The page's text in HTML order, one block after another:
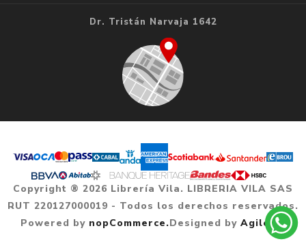
Dr. Tristán Narvaja 1642
Copyright ® 2026 Librería Vila. LIBRERIA VILA SAS
RUT 220127000019 - Todos los derechos reservados.
Powered by nopCommerce.Designed by Agile.uy